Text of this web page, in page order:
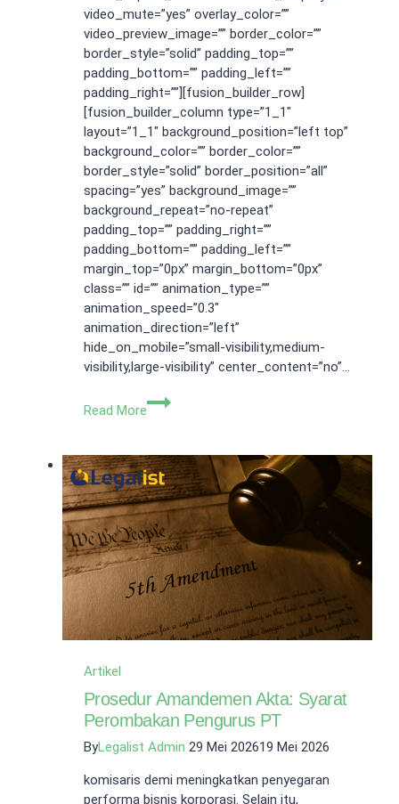
video_mute=”yes” overlay_color=””
video_preview_image=”” border_color=””
border_style=”solid” padding_top=””
padding_bottom=”” padding_left=””
padding_right=””][fusion_builder_row]
[fusion_builder_column type=”1_1″
layout=”1_1″ background_position=”left top”
background_color=”” border_color=””
border_style=”solid” border_position=”all”
spacing=”yes” background_image=””
background_repeat=”no-repeat”
padding_top=”” padding_right=””
padding_bottom=”” padding_left=””
margin_top=”0px” margin_bottom=”0px”
class=”” id=”” animation_type=””
animation_speed=”0.3″
animation_direction=”left”
hide_on_mobile=”small-visibility,medium-
visibility,large-visibility” center_content=”no”…
Read More
Jasa
Perorangan
Profesional
Murah
dan
Cepat
Artikel
Prosedur Amandemen Akta: Syarat
Perombakan Pengurus PT
ByLegalist Admin 29 Mei 202619 Mei 2026
komisaris demi meningkatkan penyegaran
performa bisnis korporasi. Selain itu,